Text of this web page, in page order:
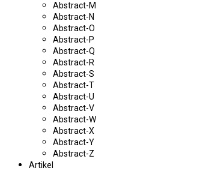
Abstract-M
Abstract-N
Abstract-O
Abstract-P
Abstract-Q
Abstract-R
Abstract-S
Abstract-T
Abstract-U
Abstract-V
Abstract-W
Abstract-X
Abstract-Y
Abstract-Z
Artikel